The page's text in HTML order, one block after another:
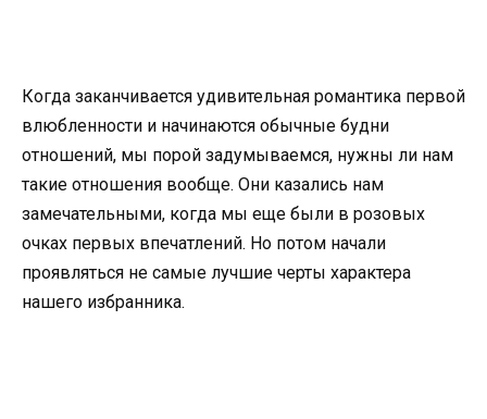
Когда заканчивается удивительная романтика первой
влюбленности и начинаются обычные будни
отношений, мы порой задумываемся, нужны ли нам
такие отношения вообще. Они казались нам
замечательными, когда мы еще были в розовых
очках первых впечатлений. Но потом начали
проявляться не самые лучшие черты характера
нашего избранника.